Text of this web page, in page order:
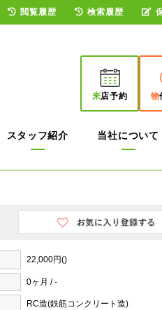
来店予約 物
スタッフ紹介 当社について
22,000円()
0ヶ月 / -
RC造(鉄筋コンクリート造)
閲覧履歴 検索履歴